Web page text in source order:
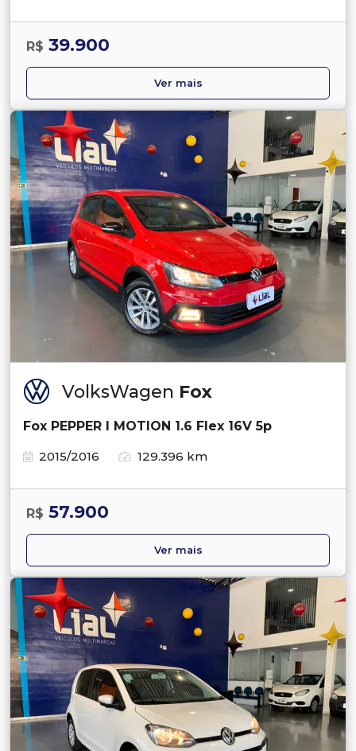
R$ 39.900
Ver mais
VolksWagen Fox
Fox PEPPER I MOTION 1.6 Flex 16V 5p
2015/2016
129.396 km
R$ 57.900
Ver mais